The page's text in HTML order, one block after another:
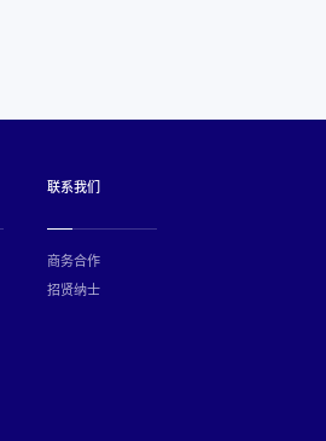
联系我们
商务合作
招贤纳士